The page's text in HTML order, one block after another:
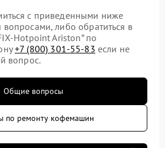
с приведенными ниже
либо обратиться в
Hotpoint Ariston” по
+7 (800) 301-55-83 если не
вопрос.
Общие вопросы
по ремонту кофемашин